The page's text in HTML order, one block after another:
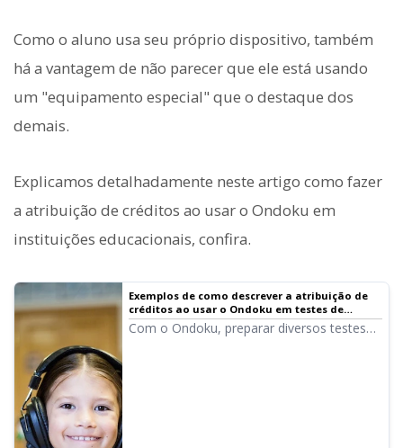
Como o aluno usa seu próprio dispositivo, também
há a vantagem de não parecer que ele está usando
um "equipamento especial" que o destaque dos
demais.
Explicamos detalhadamente neste artigo como fazer
a atribuição de créditos ao usar o Ondoku em
instituições educacionais, confira.
Exemplos de como descrever a atribuição de
créditos ao usar o Ondoku em testes de
audição em escolas públicas e instituições
educacionais | Software de leitura de texto
Com o Ondoku, preparar diversos testes